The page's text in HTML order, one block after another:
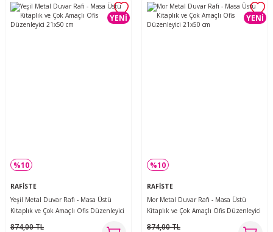
YENİ
%10
RAFİSTE
Yeşil Metal Duvar Rafı - Masa Üstü
Kitaplık ve Çok Amaçlı Ofis Düzenleyici
874,00 TL
YENİ
%10
RAFİSTE
Mor Metal Duvar Rafı - Masa Üstü
Kitaplık ve Çok Amaçlı Ofis Düzenleyici
874,00 TL